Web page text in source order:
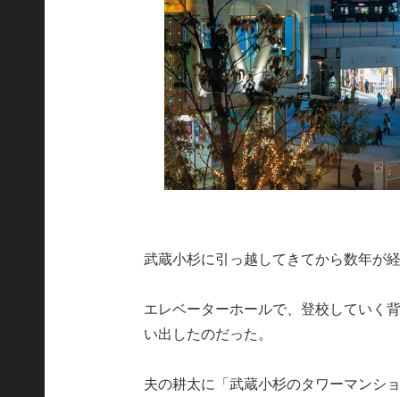
武蔵小杉に引っ越してきてから数年が
エレベーターホールで、登校していく
い出したのだった。
夫の耕太に「武蔵小杉のタワーマンシ